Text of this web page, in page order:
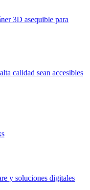
3D asequible para
calidad sean accesibles
y soluciones digitales